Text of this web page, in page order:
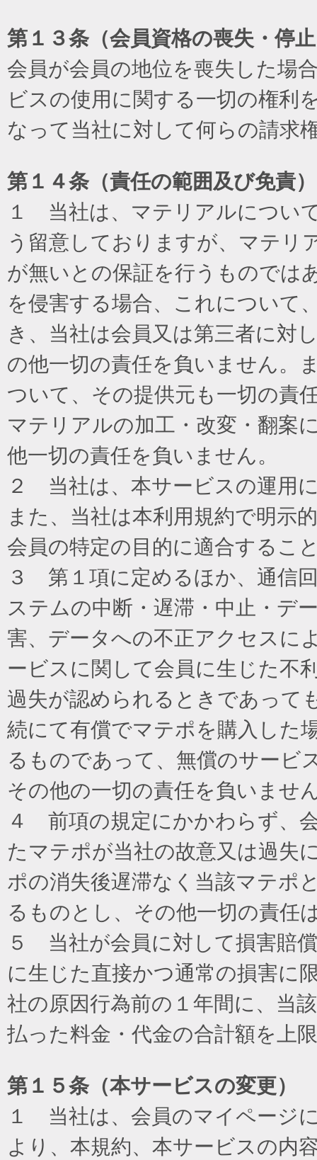
第１３条（会員資格の喪失・停
会員が会員の地位を喪失した場
ビスの使用に関する一切の権利
なって当社に対して何らの請求
第１４条（責任の範囲及び免責）
１ 当社は、マテリアルについ
う留意しておりますが、マテリ
が無いとの保証を行うものでは
を侵害する場合、これについて
き、当社は会員又は第三者に対
の他一切の責任を負いません。
ついて、その提供元も一切の責
マテリアルの加工・改変・翻案
他一切の責任を負いません。
２ 当社は、本サービスの運用
また、当社は本利用規約で明示
会員の特定の目的に適合するこ
３ 第１項に定めるほか、通信
ステムの中断・遅滞・中止・デ
害、データへの不正アクセスに
ービスに関して会員に生じた不
過失が認められるときであって
続にて有償でマテポを購入した
るものであって、無償のサービ
その他の一切の責任を負いませ
４ 前項の規定にかかわらず、
たマテポが当社の故意又は過失
ポの消失後遅滞なく当該マテポ
るものとし、その他一切の責任
５ 当社が会員に対して損害賠
に生じた直接かつ通常の損害に
社の原因行為前の１年間に、当
払った料金・代金の合計額を上
第１５条（本サービスの変更）
１ 当社は、会員のマイページ
より、本規約、本サービスの内